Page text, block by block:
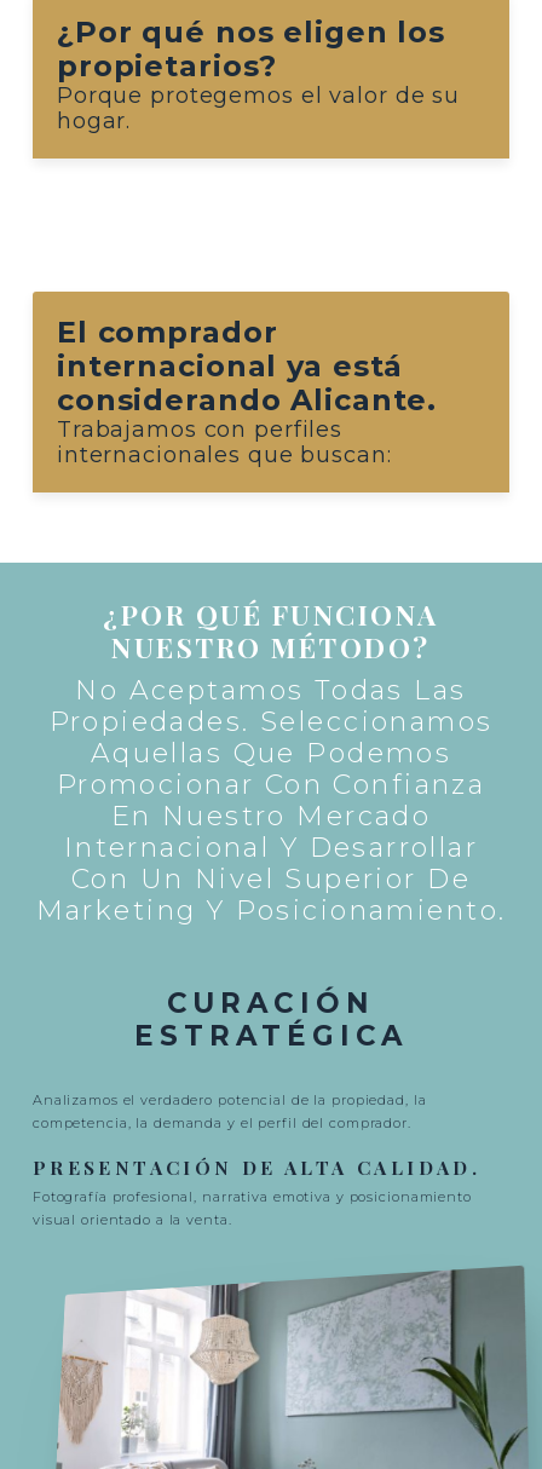
¿Por qué nos eligen los
propietarios?
Porque protegemos el valor de su
hogar.
El comprador
internacional ya está
considerando Alicante.
Trabajamos con perfiles
internacionales que buscan:
¿POR QUÉ FUNCIONA
NUESTRO MÉTODO?
No Aceptamos Todas Las
Propiedades. Seleccionamos
Aquellas Que Podemos
Promocionar Con Confianza
En Nuestro Mercado
Internacional Y Desarrollar
Con Un Nivel Superior De
Marketing Y Posicionamiento.
CURACIÓN
ESTRATÉGICA
Analizamos el verdadero potencial de la propiedad, la
competencia, la demanda y el perfil del comprador.
PRESENTACIÓN DE ALTA CALIDAD.
Fotografía profesional, narrativa emotiva y posicionamiento
visual orientado a la venta.